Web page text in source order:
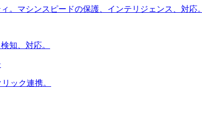
。マシンスピードの保護、インテリジェンス、対応。
知、対応。
ック連携。